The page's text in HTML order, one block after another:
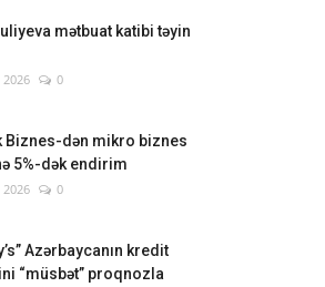
mətbuat katibi təyin
0
Biznes-dən mikro biznes
5%-dək endirim
0
Azərbaycanın kredit
“müsbət” proqnozla